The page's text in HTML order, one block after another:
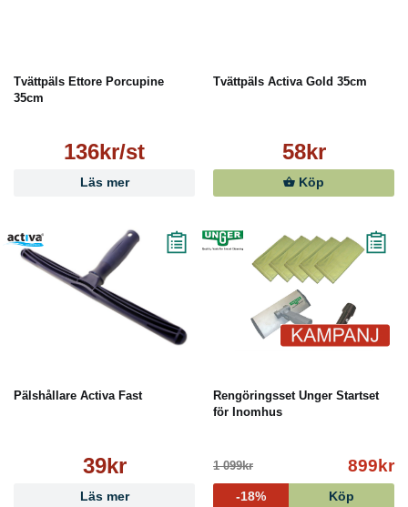
Tvättpäls Ettore Porcupine
35cm
136kr/st
Läs mer
Tvättpäls Activa Gold 35cm
58kr
Köp
Pälshållare Activa Fast
39kr
Läs mer
Rengöringsset Unger Startset
för Inomhus
1 099kr 899kr
-18% Köp